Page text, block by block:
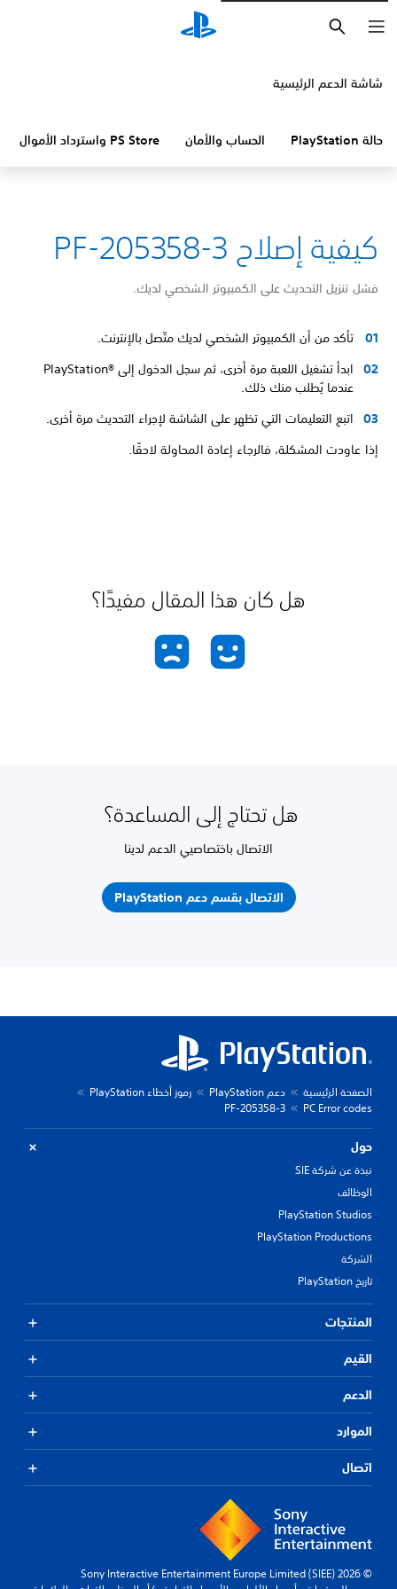
شاشة الدعم الرئيسية
حالة PlayStation الحساب والأمان PS Store واسترداد الأموال
كيفية إصلاح PF-205358-3
فشل تنزيل التحديث على الكمبيوتر الشخصي لديك.
تأكد من أن الكمبيوتر الشخصي لديك متّصل بالإنترنت.
ابدأ تشغيل اللعبة مرة أخرى، ثم سجل الدخول إلى PlayStation®‎
عندما يُطلب منك ذلك.
اتبع التعليمات التي تظهر على الشاشة لإجراء التحديث مرة أخرى.
إذا عاودت المشكلة، فالرجاء إعادة المحاولة لاحقًا.
هل كان هذا المقال مفيدًا؟
هل تحتاج إلى المساعدة؟
الاتصال باختصاصيي الدعم لدينا
الاتصال بقسم دعم PlayStation
الصفحة الرئيسية دعم PlayStation
رموز أخطاء PlayStation
PC Error codes
PF-205358-3
حول
نبذة عن شركة SIE
الوظائف
PlayStation Studios
PlayStation Productions
الشركة
تاريخ PlayStation
المنتجات
القيم
الدعم
الموارد
اتصال
© 2026 Sony Interactive Entertainment Europe Limited (SIEE)